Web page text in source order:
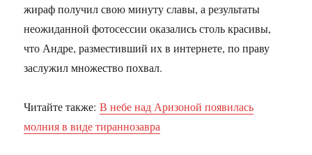
жираф получил свою минуту славы, а результаты
неожиданной фотосессии оказались столь красивы,
что Андре, разместивший их в интернете, по праву
заслужил множество похвал.
Читайте также:В небе над Аризоной появилась
молния в виде тираннозавра